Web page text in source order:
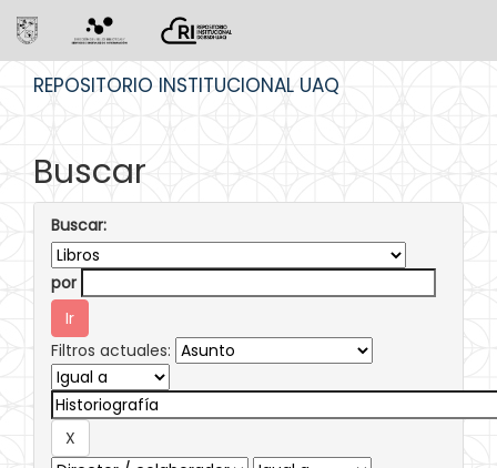
REPOSITORIO INSTITUCIONAL UAQ
Buscar
Buscar:
por
Filtros actuales: